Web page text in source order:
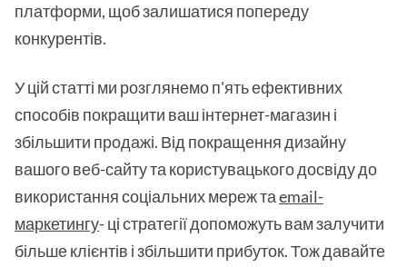
платформи, щоб залишатися попереду
конкурентів.
У цій статті ми розглянемо п'ять ефективних
способів покращити ваш інтернет-магазин і
збільшити продажі. Від покращення дизайну
вашого веб-сайту та користувацького досвіду до
використання соціальних мереж таemail-
маркетингу- ці стратегії допоможуть вам залучити
більше клієнтів і збільшити прибуток. Тож давайте